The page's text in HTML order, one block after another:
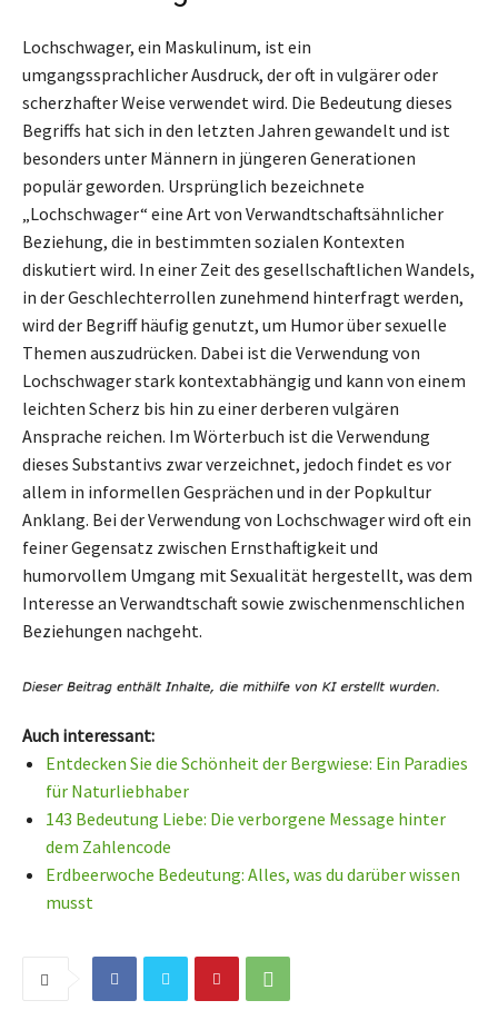
Lochschwager, ein Maskulinum, ist ein
umgangssprachlicher Ausdruck, der oft in vulgärer oder
scherzhafter Weise verwendet wird. Die Bedeutung dieses
Begriffs hat sich in den letzten Jahren gewandelt und ist
besonders unter Männern in jüngeren Generationen
populär geworden. Ursprünglich bezeichnete
„Lochschwager“ eine Art von Verwandtschaftsähnlicher
Beziehung, die in bestimmten sozialen Kontexten
diskutiert wird. In einer Zeit des gesellschaftlichen Wandels,
in der Geschlechterrollen zunehmend hinterfragt werden,
wird der Begriff häufig genutzt, um Humor über sexuelle
Themen auszudrücken. Dabei ist die Verwendung von
Lochschwager stark kontextabhängig und kann von einem
leichten Scherz bis hin zu einer derberen vulgären
Ansprache reichen. Im Wörterbuch ist die Verwendung
dieses Substantivs zwar verzeichnet, jedoch findet es vor
allem in informellen Gesprächen und in der Popkultur
Anklang. Bei der Verwendung von Lochschwager wird oft ein
feiner Gegensatz zwischen Ernsthaftigkeit und
humorvollem Umgang mit Sexualität hergestellt, was dem
Interesse an Verwandtschaft sowie zwischenmenschlichen
Beziehungen nachgeht.
Auch interessant:
Entdecken Sie die Schönheit der Bergwiese: Ein Paradies
für Naturliebhaber
143 Bedeutung Liebe: Die verborgene Message hinter
dem Zahlencode
Erdbeerwoche Bedeutung: Alles, was du darüber wissen
musst